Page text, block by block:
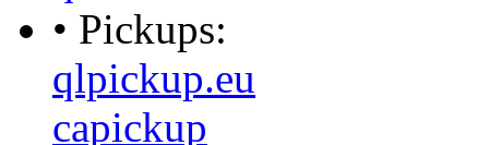
• Pickups:
qlpickup.eu
capickup